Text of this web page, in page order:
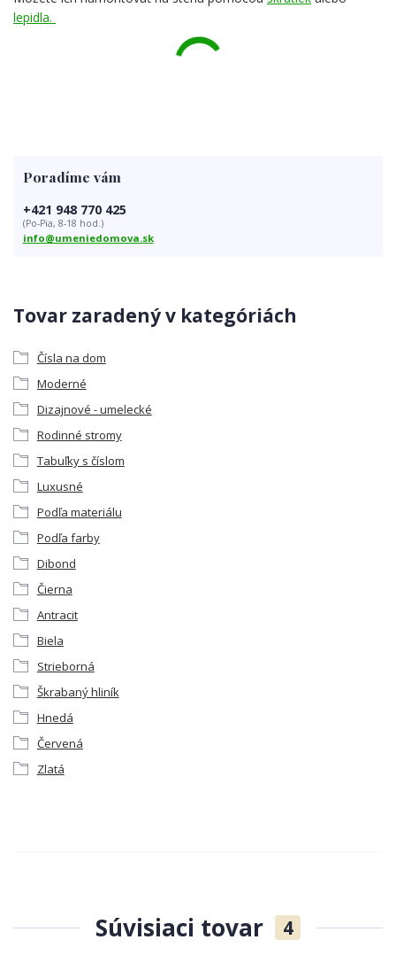
lepidla.
Tovar zaradený v kategóriách
Čísla na dom
Moderné
Dizajnové - umelecké
Rodinné stromy
Tabuľky s číslom
Luxusné
Podľa materiálu
Podľa farby
Dibond
Čierna
Antracit
Biela
Strieborná
Škrabaný hliník
Hnedá
Červená
Zlatá
Poradíme vám
+421 948 770 425
(Po-Pia, 8-18 hod.)
info@umeniedomova.sk
Súvisiaci tovar 4